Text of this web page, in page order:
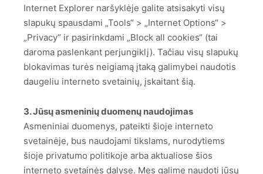
Internet Explorer naršyklėje galite atsisakyti visų
slapukų spausdami „Tools“ > „Internet Options“ >
„Privacy“ ir pasirinkdami „Block all cookies“ (tai
daroma paslenkant perjungiklį). Tačiau visų slapukų
blokavimas turės neigiamą įtaką galimybei naudotis
daugeliu interneto svetainių, įskaitant šią.
3. Jūsų asmeninių duomenų naudojimas
Asmeniniai duomenys, pateikti šioje interneto
svetainėje, bus naudojami tikslams, nurodytiems
šioje privatumo politikoje arba aktualiose šios
interneto svetainės dalyse. Mes galime naudoti jūsų